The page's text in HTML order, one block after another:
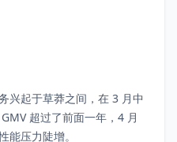
兴起于草莽之间，在 3 月中
超过了前面一年，4 月
能压力陡增。